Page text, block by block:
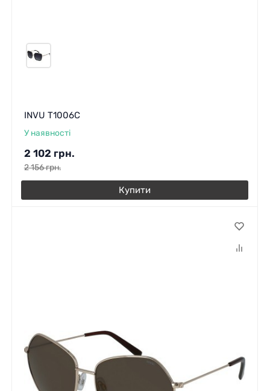
INVU T1006C
У наявності
2 102 грн.
2 156грн.
Купити